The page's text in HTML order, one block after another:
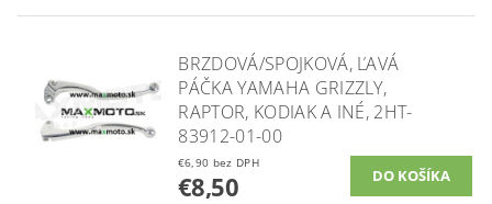
BRZDOVÁ/SPOJKOVÁ, ĽAVÁ
PÁČKA YAMAHA GRIZZLY,
RAPTOR, KODIAK A INÉ, 2HT-
83912-01-00
€6,90 bez DPH
€8,50